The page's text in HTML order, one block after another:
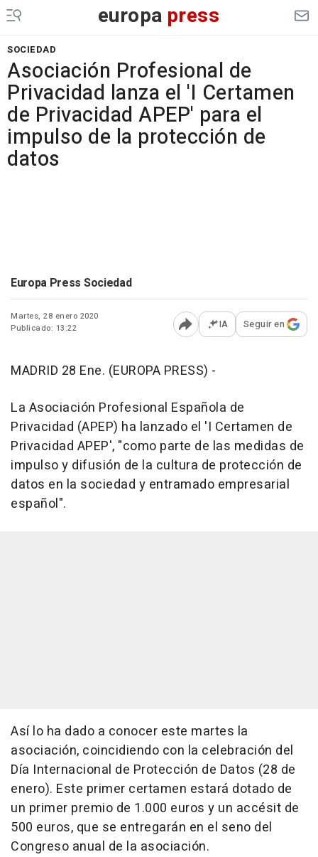
europa press
SOCIEDAD
Asociación Profesional de
Privacidad lanza el 'I Certamen
de Privacidad APEP' para el
impulso de la protección de
datos
Europa Press Sociedad
Martes, 28 enero 2020
Publicado: 13:22
Abrir opciones para
IA Seguir en
MADRID 28 Ene. (EUROPA PRESS) -
La Asociación Profesional Española de
Privacidad (APEP) ha lanzado el 'I Certamen de
Privacidad APEP', "como parte de las medidas de
impulso y difusión de la cultura de protección de
datos en la sociedad y entramado empresarial
español".
Así lo ha dado a conocer este martes la
asociación, coincidiendo con la celebración del
Día Internacional de Protección de Datos (28 de
enero). Este primer certamen estará dotado de
un primer premio de 1.000 euros y un accésit de
500 euros, que se entregarán en el seno del
Congreso anual de la asociación.